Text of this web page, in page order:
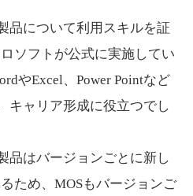
品について利用スキルを証
ソフトが公式に実施してい
やExcel、Power Pointなど
キャリア形成に役立つでし
品はバージョンごとに新し
ため、MOSもバージョンご